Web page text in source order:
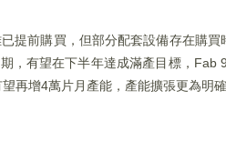
提前購買，但部分配套設備存在購
有望在下半年達成滿產目標，Fab
再增4萬片月產能，產能擴張更為明